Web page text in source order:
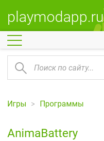
playmodapp.ru
Игры Программы
AnimaBattery